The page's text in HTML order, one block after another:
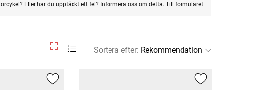
Eller har du upptäckt ett fel? Informera oss om detta. Till formuläret
Sortera efter: